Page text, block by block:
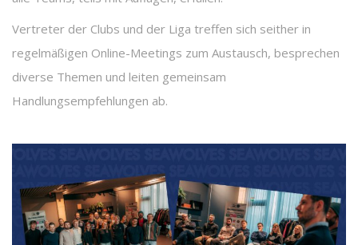
Vertreter der Clubs und der Liga treffen sich seither in
regelmäßigen Online-Meetings zum Austausch, besprechen
diverse Themen und leiten gemeinsam
Handlungsempfehlungen ab.